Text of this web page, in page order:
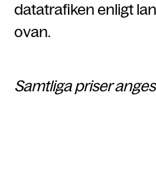
datatrafiken enligt
ovan.
Samtliga priser